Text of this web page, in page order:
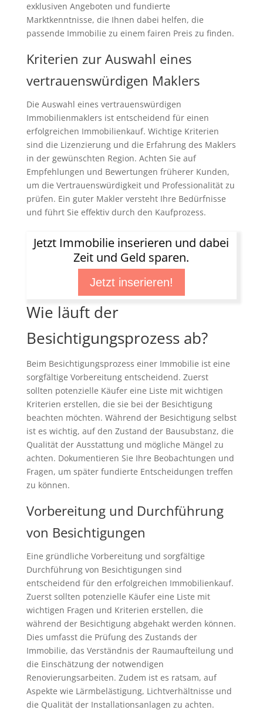
exklusiven Angeboten und fundierte
Marktkenntnisse, die Ihnen dabei helfen, die
passende Immobilie zu einem fairen Preis zu finden.
Kriterien zur Auswahl eines
vertrauenswürdigen Maklers
Die Auswahl eines vertrauenswürdigen
Immobilienmaklers ist entscheidend für einen
erfolgreichen Immobilienkauf. Wichtige Kriterien
sind die Lizenzierung und die Erfahrung des Maklers
in der gewünschten Region. Achten Sie auf
Empfehlungen und Bewertungen früherer Kunden,
um die Vertrauenswürdigkeit und Professionalität zu
prüfen. Ein guter Makler versteht Ihre Bedürfnisse
und führt Sie effektiv durch den Kaufprozess.
Jetzt Immobilie inserieren und dabei
Zeit und Geld sparen.
Jetzt inserieren!
Wie läuft der
Besichtigungsprozess ab?
Beim Besichtigungsprozess einer Immobilie ist eine
sorgfältige Vorbereitung entscheidend. Zuerst
sollten potenzielle Käufer eine Liste mit wichtigen
Kriterien erstellen, die sie bei der Besichtigung
beachten möchten. Während der Besichtigung selbst
ist es wichtig, auf den Zustand der Bausubstanz, die
Qualität der Ausstattung und mögliche Mängel zu
achten. Dokumentieren Sie Ihre Beobachtungen und
Fragen, um später fundierte Entscheidungen treffen
zu können.
Vorbereitung und Durchführung
von Besichtigungen
Eine gründliche Vorbereitung und sorgfältige
Durchführung von Besichtigungen sind
entscheidend für den erfolgreichen Immobilienkauf.
Zuerst sollten potenzielle Käufer eine Liste mit
wichtigen Fragen und Kriterien erstellen, die
während der Besichtigung abgehakt werden können.
Dies umfasst die Prüfung des Zustands der
Immobilie, das Verständnis der Raumaufteilung und
die Einschätzung der notwendigen
Renovierungsarbeiten. Zudem ist es ratsam, auf
Aspekte wie Lärmbelästigung, Lichtverhältnisse und
die Qualität der Installationsanlagen zu achten.